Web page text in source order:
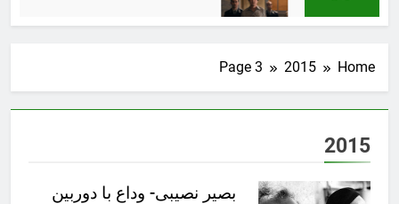
Home
2015
Page 3
2015
بصیر نصیبی- وداع با دوربین